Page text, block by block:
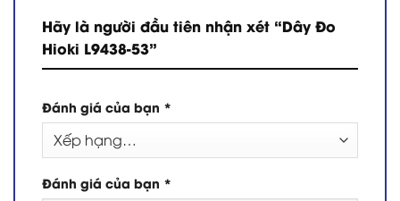
Hãy là người đầu tiên nhận xét “Dây Đo
Hioki L9438-53”
Đánh giá của bạn *
Đánh giá của bạn *